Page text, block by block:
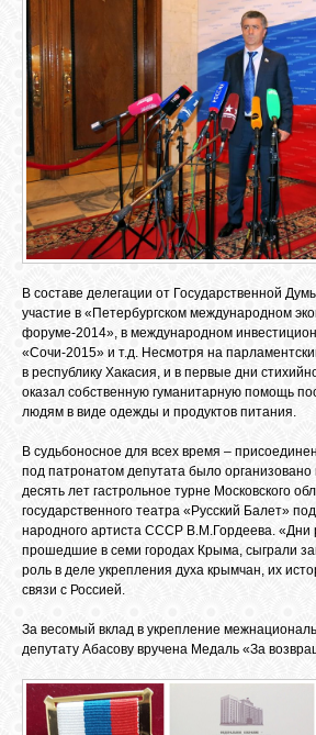
ВОПРОСЫ /
ОТВЕТЫ
КОНТАКТЫ
ВХОД
RSS
VK
GOOGLE+
TWITTER
FACEBOOK
В составе делегации от Государственной
участие в «Петербургском международном
форуме-2014», в международном
«Сочи-2015» и т.д. Несмотря на
в республику Хакасия, и в первые дни
оказал собственную гуманитарную помощь
людям в виде одежды и продуктов питания.
В судьбоносное для всех время –
под патронатом депутата было
десять лет гастрольное турне Московского
государственного театра «Русский Балет»
народного артиста СССР В.М.Гордеева. «Дни
прошедшие в семи городах Крыма, сыграли
роль в деле укрепления духа крымчан, их
связи с Россией.
За весомый вклад в укрепление
депутату Абасову вручена Медаль «За